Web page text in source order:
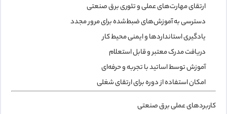
ارتقای مهارت‌های عملی و تئوری برق صنعتی
دسترسی به آموزش‌های ضبط‌شده برای مرور مجدد
یادگیری استانداردها و ایمنی محیط کار
دریافت مدرک معتبر و قابل استعلام
آموزش توسط اساتید با تجربه و حرفه‌ای
امکان استفاده از دوره برای ارتقای شغلی
کاربردهای عملی برق صنعتی